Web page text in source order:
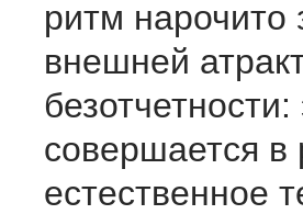
ритм
внешней
совершается в
естественное